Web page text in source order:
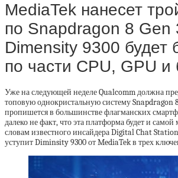
MediaTek нанесет
по Snapdragon 8 Gen
Dimensity 9300 будет
по части CPU, GPU
Уже на следующей неделе Qualcomm должна
топовую однокристальную систему Snapdragon 8
пропишется в большинстве флагманских
далеко не факт, что эта платформа будет и
словам известного инсайдера Digital Chat
уступит Diminsity 9300 от MediaTek в трех